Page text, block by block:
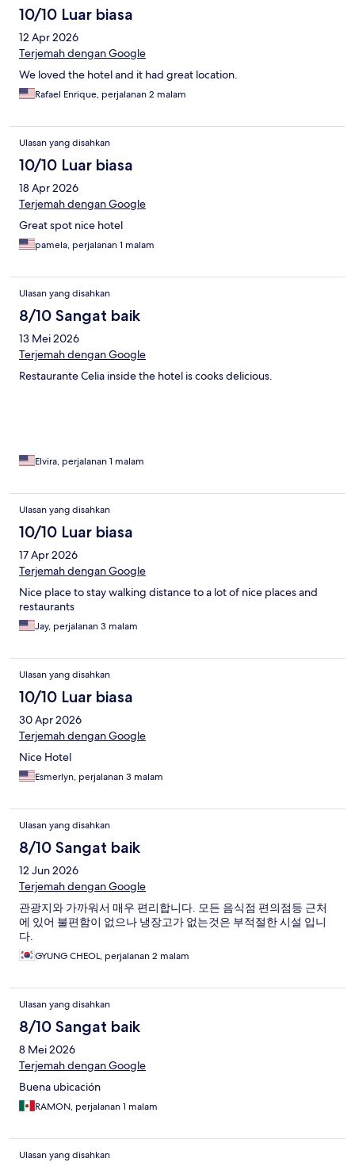
10/10 Luar biasa
12 Apr 2026
Terjemah dengan Google
We loved the hotel and it had great location.
Rafael Enrique, perjalanan 2 malam
Ulasan yang disahkan
10/10 Luar biasa
18 Apr 2026
Terjemah dengan Google
Great spot nice hotel
pamela, perjalanan 1 malam
Ulasan yang disahkan
8/10 Sangat baik
13 Mei 2026
Terjemah dengan Google
Restaurante Celia inside the hotel is cooks delicious.
Elvira, perjalanan 1 malam
Ulasan yang disahkan
10/10 Luar biasa
17 Apr 2026
Terjemah dengan Google
Nice place to stay walking distance to a lot of nice places and
restaurants
Jay, perjalanan 3 malam
Ulasan yang disahkan
10/10 Luar biasa
30 Apr 2026
Terjemah dengan Google
Nice Hotel
Esmerlyn, perjalanan 3 malam
Ulasan yang disahkan
8/10 Sangat baik
12 Jun 2026
Terjemah dengan Google
관광지와 가까워서 매우 편리합니다. 모든 음식점 편의점등 근처
에 있어 불편함이 없으나 냉장고가 없는것은 부적절한 시설 입니
다.
GYUNG CHEOL, perjalanan 2 malam
Ulasan yang disahkan
8/10 Sangat baik
8 Mei 2026
Terjemah dengan Google
Buena ubicación
RAMON, perjalanan 1 malam
Ulasan yang disahkan